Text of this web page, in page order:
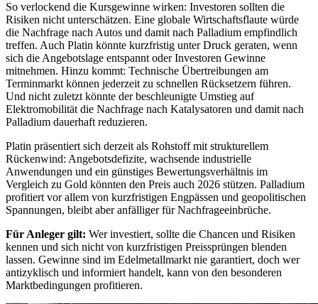
So verlockend die Kursgewinne wirken: Investoren sollten die
Risiken nicht unterschätzen. Eine globale Wirtschaftsflaute würde
die Nachfrage nach Autos und damit nach Palladium empfindlich
treffen. Auch Platin könnte kurzfristig unter Druck geraten, wenn
sich die Angebotslage entspannt oder Investoren Gewinne
mitnehmen. Hinzu kommt: Technische Übertreibungen am
Terminmarkt können jederzeit zu schnellen Rücksetzern führen.
Und nicht zuletzt könnte der beschleunigte Umstieg auf
Elektromobilität die Nachfrage nach Katalysatoren und damit nach
Palladium dauerhaft reduzieren.
Platin präsentiert sich derzeit als Rohstoff mit strukturellem
Rückenwind: Angebotsdefizite, wachsende industrielle
Anwendungen und ein günstiges Bewertungsverhältnis im
Vergleich zu Gold könnten den Preis auch 2026 stützen. Palladium
profitiert vor allem von kurzfristigen Engpässen und geopolitischen
Spannungen, bleibt aber anfälliger für Nachfrageeinbrüche.
Für Anleger gilt: Wer investiert, sollte die Chancen und Risiken
kennen und sich nicht von kurzfristigen Preissprüngen blenden
lassen. Gewinne sind im Edelmetallmarkt nie garantiert, doch wer
antizyklisch und informiert handelt, kann von den besonderen
Marktbedingungen profitieren.